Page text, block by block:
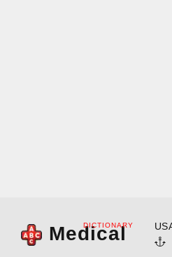
Medical
DICTIONARY